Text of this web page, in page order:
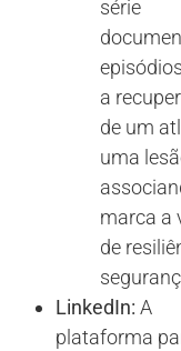
série
a
de um
uma
marca a
de
LinkedIn: A
plataforma